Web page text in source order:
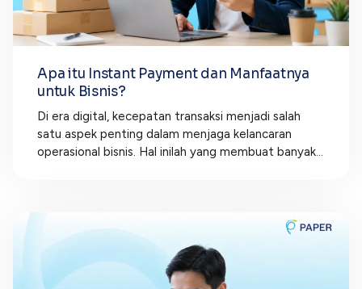
Apa itu Instant Payment dan Manfaatnya
untuk Bisnis?
Di era digital, kecepatan transaksi menjadi salah
satu aspek penting dalam menjaga kelancaran
operasional bisnis. Hal inilah yang membuat banyak...